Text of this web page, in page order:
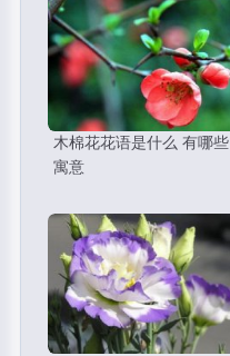
木棉花花语是什么 有哪些
寓意